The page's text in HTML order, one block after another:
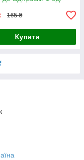
165 ₴
Купити